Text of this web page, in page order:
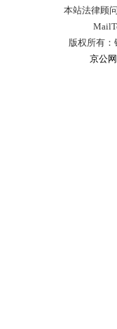
本站法律顾
版权所有
京公